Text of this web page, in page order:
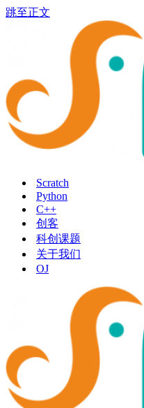
跳至正文
Scratch
Python
C++
创客
科创课题
关于我们
OJ